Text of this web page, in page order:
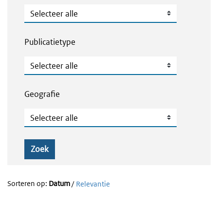
Thema's en Dossiers
Publicatietype
Publicatietype
Geografie
Geografie
Zoek
Sorteren op: Datum/ Relevantie